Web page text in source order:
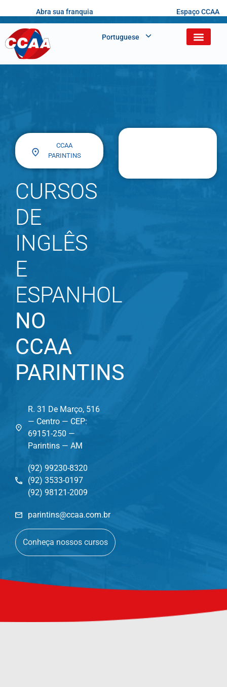
Abra sua franquia Espaço CCAA
Portuguese
CCAA
PARINTINS
CURSOS
DE
INGLÊS
E
ESPANHOL
NO
CCAA
PARINTINS
R. 31 De Março, 516
— Centro — CEP:
69151-250 —
Parintins — AM
(92) 99230-8320
(92) 3533-0197
(92) 98121-2009
parintins@ccaa.com.br
Conheça nossos cursos